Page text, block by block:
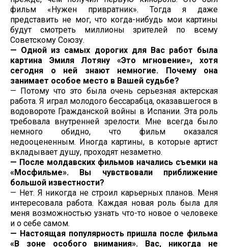
фильм «Нужен привратник». Тогда я даже
представить не мог, что когда-нибудь мои картины
будут смотреть миллионы зрителей по всему
Советскому Союзу.
— Одной из самых дорогих для Вас работ была
картина Эмиля Лотяну «Это мгновение», хотя
сегодня о ней знают немногие. Почему она
занимает особое место в Вашей судьбе?
— Потому что это была очень серьезная актерская
работа. Я играл молодого бессарабца, оказавшегося в
водовороте Гражданской войны в Испании. Эта роль
требовала внутренней зрелости. Мне всегда было
немного обидно, что фильм оказался
недооцененным. Иногда картины, в которые артист
вкладывает душу, проходят незаметно.
— После молдавских фильмов начались съемки на
«Мосфильме». Вы чувствовали приближение
большой известности?
— Нет. Я никогда не строил карьерных планов. Меня
интересовала работа. Каждая новая роль была для
меня возможностью узнать что-то новое о человеке
и о себе самом.
— Настоящая популярность пришла после фильма
«В зоне особого внимания». Вас, никогда не